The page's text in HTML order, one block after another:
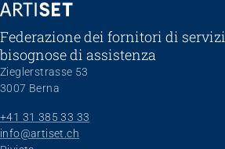
ARTISET
Federazione dei fornitori di
bisognose di assistenza
Zieglerstrasse 53
3007 Berna
+41 31 385 33 33
info@artiset.ch